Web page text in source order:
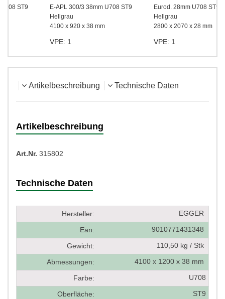
E-APL 300/3 38mm U708 ST9
4100 x 920 x 38 mm
Eurod. 28mm U708 ST9
2800 x 2070 x 28 mm
Artikelbeschreibung Technische Daten
Artikelbeschreibung
Art.Nr. 315802
Technische Daten
Hersteller: EGGER
Ean: 9010771431348
Gewicht: 110,50 kg / Stk
Abmessungen: 4100 x 1200 x 38 mm
Farbe: U708
Oberfläche: ST9